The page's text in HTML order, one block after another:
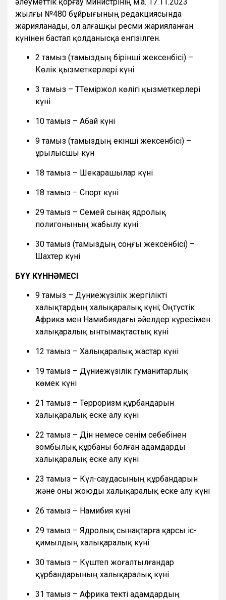
әлеуметтік қорғау министрінің м.а. 17.11.2023
жылғы №480 бұйрығының редакциясында
жарияланады, ол алғашқы ресми жарияланған
күнінен бастап қолданысқа енгізілген.
2 тамыз (тамыздың бірінші жексенбісі) –
Көлік қызметкерлері күні
3 тамыз – ТТеміржол көлігі қызметкерлері
күні
10 тамыз – Абай күні
9 тамыз (тамыздың екінші жексенбісі) –
Құрылысшы күн
18 тамыз – Шекарашылар күні
18 тамыз – Спорт күні
29 тамыз – Семей сынақ ядролық
полигонының жабылу күні
30 тамыз (тамыздың соңғы жексенбісі) –
Шахтер күні
БҰҰ КҮННӘМЕСІ
9 тамыз – Дүниежүзілік жергілікті
халықтардың халықаралық күні; Оңтүстік
Африка мен Намибиядағы әйелдер күресімен
халықаралық ынтымақтастық күні
12 тамыз – Халықаралық жастар күні
19 тамыз – Дүниежүзілік гуманитарлық
көмек күні
21 тамыз – Терроризм құрбандарын
халықаралық еске алу күні
22 тамыз – Дін немесе сенім себебінен
зомбылық құрбаны болған адамдарды
халықаралық еске алу күні
23 тамыз – Күл-саудасының құрбандарын
және оны жоюды халықаралық еске алу күні
26 тамыз – Намибия күні
29 тамыз – Ядролық сынақтарға қарсы іс-
қимылдың халықаралық күні
30 тамыз – Күштеп жоғалтылғандар
құрбандарының халықаралық күні
31 тамыз – Африка текті адамдардың